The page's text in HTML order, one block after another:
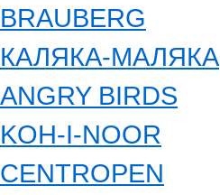
BRAUBERG
КАЛЯКА-МАЛЯКА
ANGRY BIRDS
KOH-I-NOOR
CENTROPEN